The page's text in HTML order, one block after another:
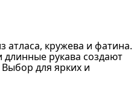
атласа, кружева и фатина.
рукава создают
для ярких и